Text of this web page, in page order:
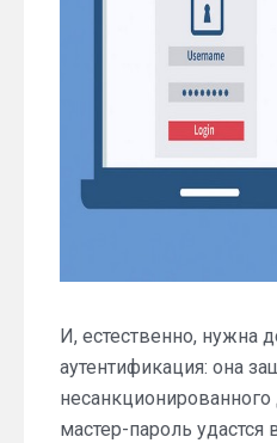
И, естественно, нужна
аутентификация: она
мастер-пароль